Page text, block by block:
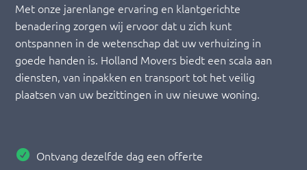
Met onze jarenlange ervaring en klantgerichte
benadering zorgen wij ervoor dat u zich kunt
ontspannen in de wetenschap dat uw verhuizing in
goede handen is. Holland Movers biedt een scala aan
diensten, van inpakken en transport tot het veilig
plaatsen van uw bezittingen in uw nieuwe woning.
Ontvang dezelfde dag een offerte